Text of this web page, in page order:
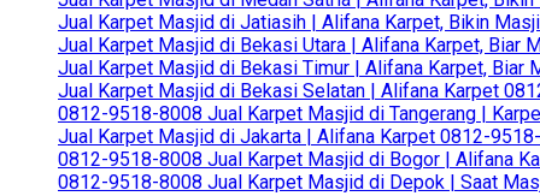
Jual Karpet Masjid di Jatiasih | Alifana Karpet, Bikin
Jual Karpet Masjid di Bekasi Utara | Alifana Karpet, Biar
Jual Karpet Masjid di Bekasi Timur | Alifana Karpet, Biar
Jual Karpet Masjid di Bekasi Selatan | Alifana Karpet
0812-9518-8008 Jual Karpet Masjid di Tangerang |
Jual Karpet Masjid di Jakarta | Alifana Karpet 0812-
0812-9518-8008 Jual Karpet Masjid di Bogor | Alifana
0812-9518-8008 Jual Karpet Masjid di Depok | Saat